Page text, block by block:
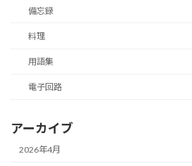
備忘録
料理
用語集
電子回路
アーカイブ
2026年4月